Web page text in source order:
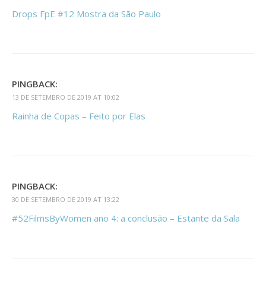
Drops FpE #12 Mostra da São Paulo
PINGBACK:
13 DE SETEMBRO DE 2019 AT 10:02
Rainha de Copas – Feito por Elas
PINGBACK:
30 DE SETEMBRO DE 2019 AT 13:22
#52FilmsByWomen ano 4: a conclusão – Estante da Sala